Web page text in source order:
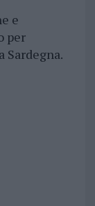
e
per
Sardegna.